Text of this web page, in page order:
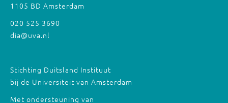
1105 BD Amsterdam
020 525 3690
dia@uva.nl
Stichting Duitsland Instituut
bij de Universiteit van Amsterdam
Met ondersteuning van